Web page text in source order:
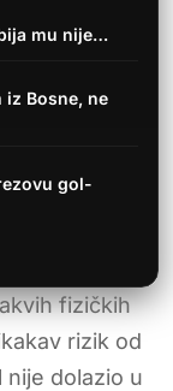
mu nije…
iz Bosne, ne
gol-
fizičkih
rizik od
dolazio u